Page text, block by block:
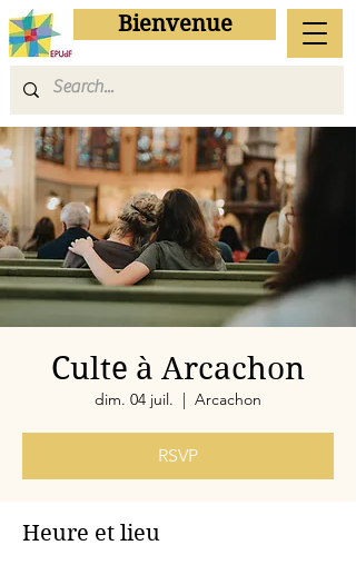
Bienvenue
Culte à Arcachon
dim. 04 juil.
  |
Arcachon
RSVP
Heure et lieu